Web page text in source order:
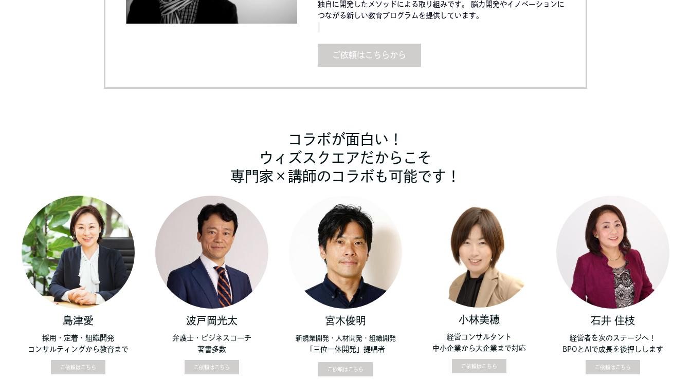
独自に開発したメソッドによる取り組みです。 脳力開発やイノベーションに
つながる新しい教育プログラムを提供しています。
ご依頼はこちらから
コラボが面白い！
ウィズスクエアだからこそ
専門家×講師のコラボも可能です！
島津愛
採用・定着・組織開発
コンサルティングから教育まで
ご依頼はこちら
波戸岡光太
弁護士・ビジネスコーチ
著書多数
ご依頼はこちら
宮木俊明
新規業開発・人材開発・組織開発
「三位一体開発」提唱者
ご依頼はこちら
小林美穂
経営コンサルタント
中小企業から大企業まで対応
ご依頼はこちら
石井 住枝
経営者を次のステージへ！
BPOとAIで成長を後押しします
ご依頼はこちら